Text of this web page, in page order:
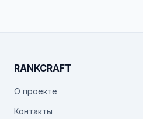
RANKCRAFT
О проекте
Контакты